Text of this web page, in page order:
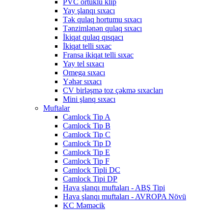
PVC örtüklü klip
Yay şlanqı sıxacı
Tək qulaq hortumu sıxacı
Tənzimlənən qulaq sıxacı
İkiqat qulaq qısqacı
İkiqat telli sıxac
Fransa ikiqat telli sıxac
Yay tel sıxacı
Omega sıxacı
Yəhər sıxacı
CV birləşmə toz çəkmə sıxacları
Mini şlanq sıxacı
Muftalar
Camlock Tip A
Camlock Tip B
Camlock Tip C
Camlock Tip D
Camlock Tip E
Camlock Tip F
Camlock Tipli DC
Camlock Tipi DP
Hava şlanqı muftaları - ABŞ Tipi
Hava şlanqı muftaları - AVROPA Növü
KC Məməcik